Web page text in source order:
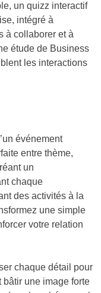
un quizz interactif
intégré à
à collaborer et à
étude de Business
les interactions
événement
entre thème,
un
chaque
des activités à la
une simple
votre relation
chaque détail pour
bâtir une image forte